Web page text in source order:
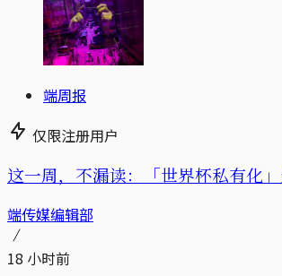
端周报
仅限注册用户
这一周，不漏读：「世界杯私有化
端传媒编辑部
18 小时前